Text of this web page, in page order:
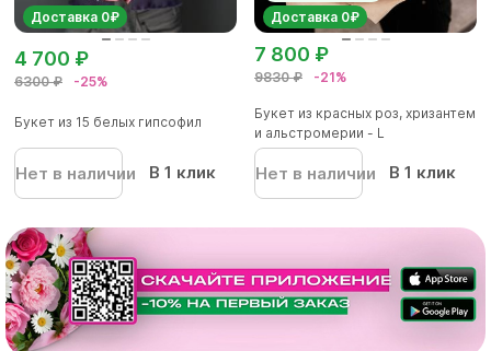
Доставка 0₽
6300 ₽ -25%
4 700 ₽
Букет из 15 белых гипсофил
Нет в наличии В 1 клик
Доставка 0₽
9830 ₽ -21%
7 800 ₽
Букет из красных роз, хризантем
и альстромерии - L
Нет в наличии В 1 клик